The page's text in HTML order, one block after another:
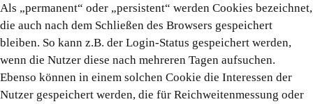
Als „permanent“ oder „persistent“ werden Cookies bezeichnet,
die auch nach dem Schließen des Browsers gespeichert
bleiben. So kann z.B. der Login-Status gespeichert werden,
wenn die Nutzer diese nach mehreren Tagen aufsuchen.
Ebenso können in einem solchen Cookie die Interessen der
Nutzer gespeichert werden, die für Reichweitenmessung oder